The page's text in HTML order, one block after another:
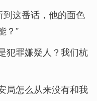
这番话，他的面色
？”
犯罪嫌疑人？我们杭
局怎么从来没有和我